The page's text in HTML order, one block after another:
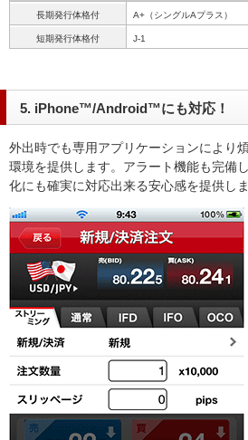
長期発行体格付 A+（シングルAプラス）
短期発行体格付 J-1
5. iPhone™/Android™にも対応！
外出時でも専用アプリケーションにより
環境を提供します。アラート機能も完備
化にも確実に対応出来る安心感を提供しま